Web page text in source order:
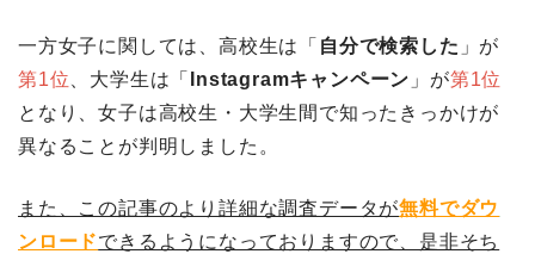
一方女子に関しては、高校生は「 自分で検索した 」が
第1位 、大学生は「 Instagramキャンペーン 」が第1位
となり、女子は高校生・大学生間で知ったきっかけが
異なることが判明しました。
また、この記事のより詳細な調査データが無料でダウ
ンロードできるようになっておりますので、是非そち